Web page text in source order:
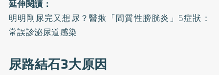
延伸閱讀：
明明剛尿完又想尿？醫揪「間質性膀胱炎」5症狀：
常誤診泌尿道感染
尿路結石3大原因